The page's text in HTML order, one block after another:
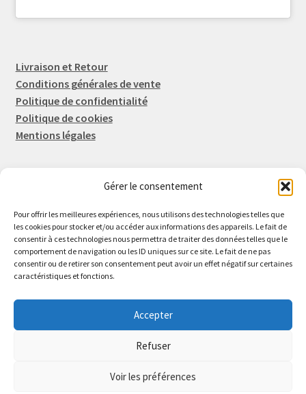
Gérer le consentement
Pour offrir les meilleures expériences, nous utilisons des technologies telles que
les cookies pour stocker et/ou accéder aux informations des appareils. Le fait de
consentir à ces technologies nous permettra de traiter des données telles que le
comportement de navigation ou les ID uniques sur ce site. Le fait de ne pas
consentir ou de retirer son consentement peut avoir un effet négatif sur certaines
caractéristiques et fonctions.
Accepter
Refuser
Voir les préférences
Livraison et Retour
Conditions générales de vente
Politique de confidentialité
Politique de cookies
Mentions légales
Eric FORTIER EI
16 Rue de l'Espérance
14600 Honfleur
02 61 82 01 89